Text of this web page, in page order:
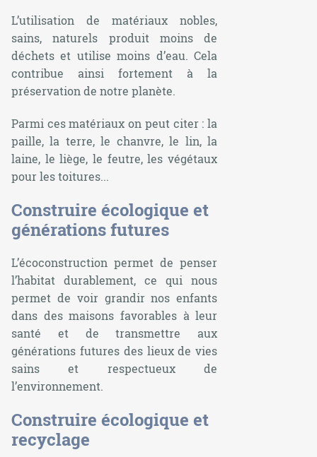
L’utilisation de matériaux nobles,
sains, naturels produit moins de
déchets et utilise moins d’eau. Cela
contribue ainsi fortement à la
préservation de notre planète.
Parmi ces matériaux on peut citer : la
paille, la terre, le chanvre, le lin, la
laine, le liège, le feutre, les végétaux
pour les toitures...
Construire écologique et
générations futures
L’écoconstruction permet de penser
l’habitat durablement, ce qui nous
permet de voir grandir nos enfants
dans des maisons favorables à leur
santé et de transmettre aux
générations futures des lieux de vies
sains et respectueux de
l’environnement.
Construire écologique et
recyclage